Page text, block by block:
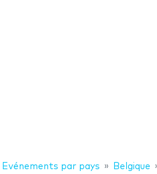
Evénements par pays Belgique